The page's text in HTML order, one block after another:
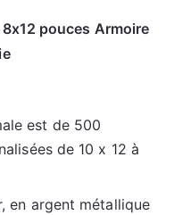
pouces Armoire
est de 500
de 10 x 12 à
en argent métallique